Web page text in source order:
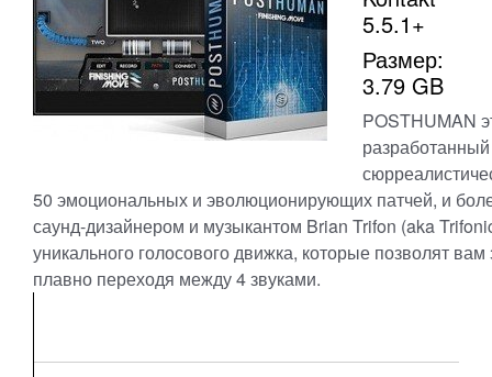
5.5.1+
Размер:
3.79 GB
POSTHUMAN
50 эмоциональных и эволюционирующих патчей, и
саунд-дизайнером и музыкантом Brian Trifon (aka
уникального голосового движка, которые позволят
плавно переходя между 4 звуками.